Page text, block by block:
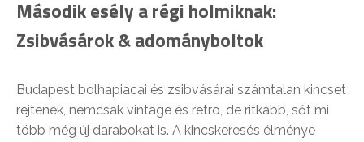
Második esély a régi holmiknak:
Zsibvásárok & adományboltok
Budapest bolhapiacai és zsibvásárai számtalan kincset
rejtenek, nemcsak vintage és retro, de ritkább, sőt mi
több még új darabokat is. A kincskeresés élménye